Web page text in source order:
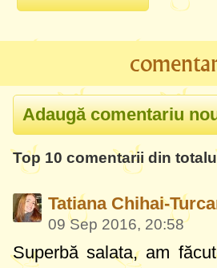
Top 10 comentarii din
Tatiana Chihai-
09 Sep 2016, 20:58
Superbă salata, am